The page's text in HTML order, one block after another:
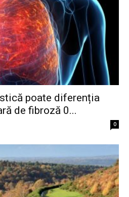
poate diferenția
de fibroză 0...
0